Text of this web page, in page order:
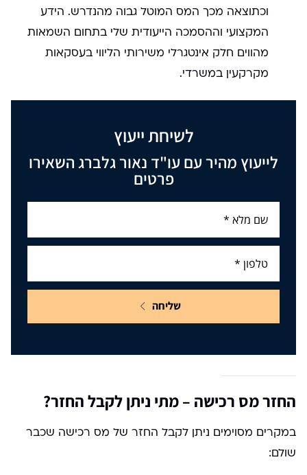
וכתוצאה מכך המס המוטל גבוה מהנדרש. הידע
המקצועי וההסמכה הייעודית שלי בתחום השמאות
מהווים חלק אינטגרלי משירותי הליווי בעסקאות
מקרקעין במשרדי.
לשיחת ייעוץ
לייעוץ מהיר עם עו"ד נאור גלברג השאירו
פרטים
שליחה
החזר מס רכישה – מתי ניתן לקבל החזר?
במקרים מסוימים ניתן לקבל החזר של מס רכישה שכבר
שולם: